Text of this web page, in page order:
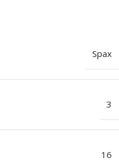
Spax
3
16